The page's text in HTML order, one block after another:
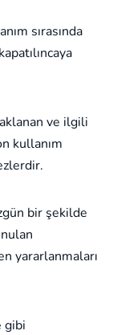
sırasında
ve ilgili
kullanım
bir şekilde
yararlanmaları
gibi